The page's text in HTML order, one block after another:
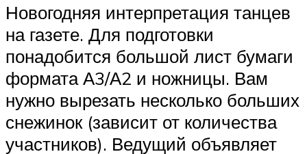
Новогодняя интерпретация танцев
на газете. Для подготовки
понадобится большой лист бумаги
формата А3/А2 и ножницы. Вам
нужно вырезать несколько больших
снежинок (зависит от количества
участников). Ведущий объявляет